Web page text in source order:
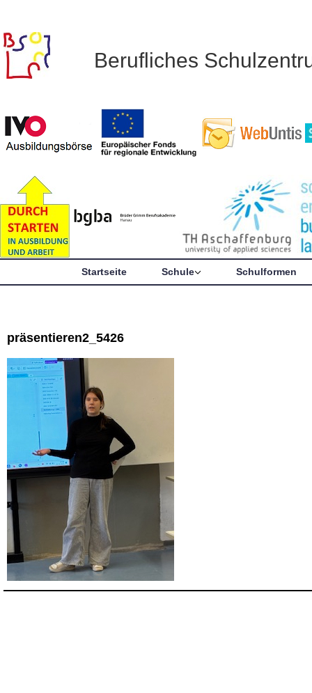
Berufliches
Startseite Schule Schulformen
präsentieren2_5426